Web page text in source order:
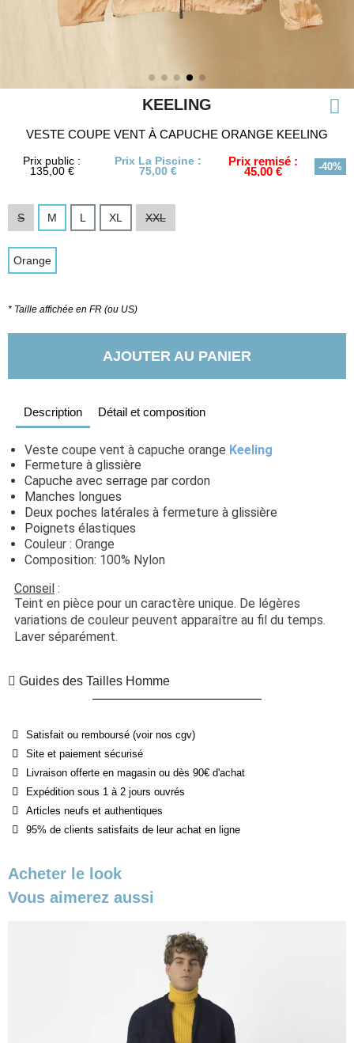
KEELING
VESTE COUPE VENT À CAPUCHE ORANGE KEELING
Prix public :
135,00 €
Prix La Piscine :
75,00 €
Prix remisé :
45,00 € -40%
S M L XL XXL
Orange
* Taille affichée en FR (ou US)
AJOUTER AU PANIER
Description Détail et composition
Veste coupe vent à capuche orange Keeling
Fermeture à glissière
Capuche avec serrage par cordon
Manches longues
Deux poches latérales à fermeture à glissière
Poignets élastiques
Couleur : Orange
Composition: 100% Nylon
Conseil :
Teint en pièce pour un caractère unique. De légères
variations de couleur peuvent apparaître au fil du temps.
Laver séparément.
Guides des Tailles Homme
Satisfait ou remboursé (voir nos cgv)
Site et paiement sécurisé
Livraison offerte en magasin ou dès 90€ d'achat
Expédition sous 1 à 2 jours ouvrés
Articles neufs et authentiques
95% de clients satisfaits de leur achat en ligne
Acheter le look
Vous aimerez aussi